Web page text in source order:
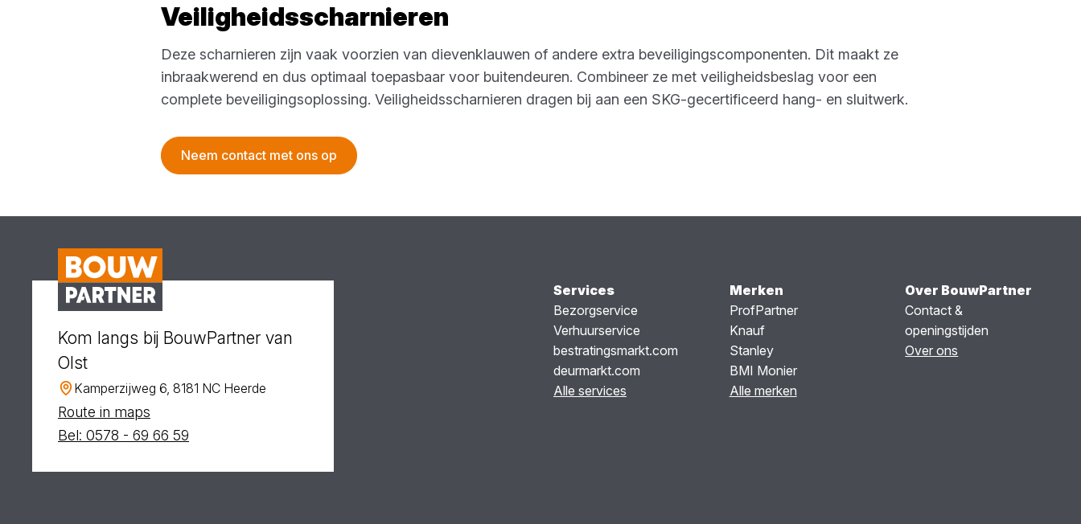
Veiligheidsscharnieren
Deze scharnieren zijn vaak voorzien van dievenklauwen of andere extra beveiligingscomponenten. Dit maakt ze
inbraakwerend en dus optimaal toepasbaar voor buitendeuren. Combineer ze met veiligheidsbeslag voor een
complete beveiligingsoplossing. Veiligheidsscharnieren dragen bij aan een SKG-gecertificeerd hang- en sluitwerk.
Neem contact met ons op
Kom langs bij BouwPartner van
Olst
Kamperzijweg 6, 8181 NC Heerde
Route in maps
Bel: 0578 - 69 66 59
Services
Bezorgservice
Verhuurservice
bestratingsmarkt.com
deurmarkt.com
Alle services
Merken
ProfPartner
Knauf
Stanley
BMI Monier
Alle merken
Over BouwPartner
Contact &
openingstijden
Over ons